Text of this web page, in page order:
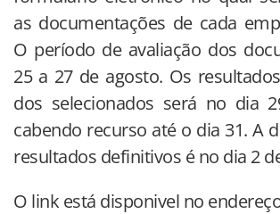
as documentações de cada
O período de avaliação dos
25 a 27 de agosto. Os
dos selecionados será no dia
cabendo recurso até o dia 31. A
resultados definitivos é no dia 2
O link está disponivel no